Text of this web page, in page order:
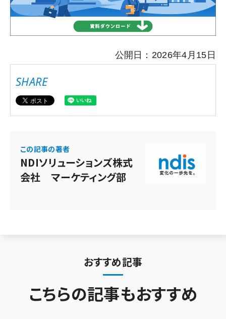
公開日：2026年4月15日
SHARE
この記事の著者
NDIソリューションズ株式
会社 マーケティング部
おすすめ記事
こちらの記事もおすすめ